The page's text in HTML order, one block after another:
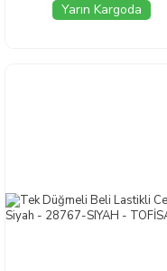
Yarın Kargoda